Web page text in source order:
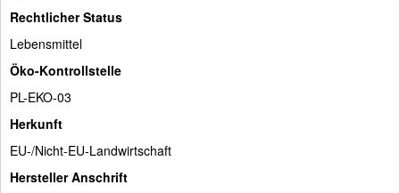
Rechtlicher Status
Lebensmittel
Öko-Kontrollstelle
PL-EKO-03
Herkunft
EU-/Nicht-EU-Landwirtschaft
Hersteller Anschrift